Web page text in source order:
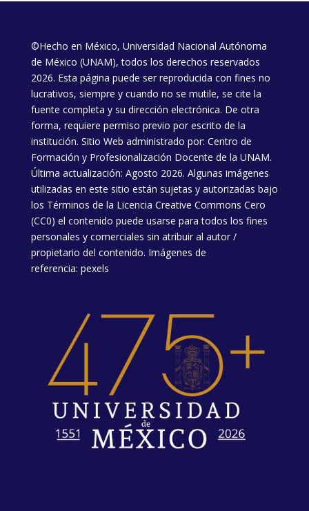
©Hecho en México, Universidad Nacional Autónoma
de México (UNAM), todos los derechos reservados
2026. Esta página puede ser reproducida con fines no
lucrativos, siempre y cuando no se mutile, se cite la
fuente completa y su dirección electrónica. De otra
forma, requiere permiso previo por escrito de la
institución. Sitio Web administrado por: Centro de
Formación y Profesionalización Docente de la UNAM.
Última actualización: Agosto 2026. Algunas imágenes
utilizadas en este sitio están sujetas y autorizadas bajo
los Términos de la Licencia Creative Commons Cero
(CC0) el contenido puede usarse para todos los fines
personales y comerciales sin atribuir al autor /
propietario del contenido. Imágenes de
referencia: pexels